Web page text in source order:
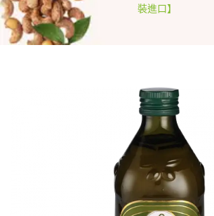
裝進口】